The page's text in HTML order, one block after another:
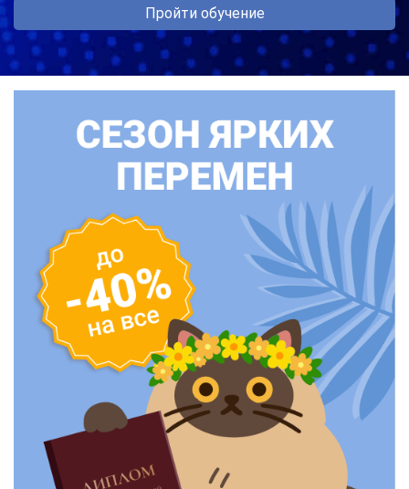
Пройти обучение